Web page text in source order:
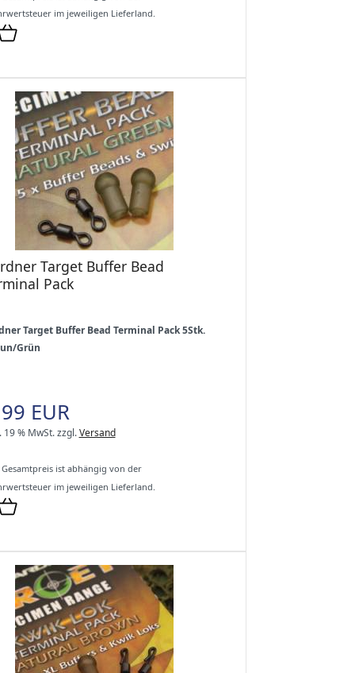
im jeweiligen Lieferland.
Target Buffer Bead
Pack
Target Buffer Bead Terminal Pack 5Stk.
Grün
EUR
19 % MwSt.zzgl.Versand
ist abhängig von der
im jeweiligen Lieferland.